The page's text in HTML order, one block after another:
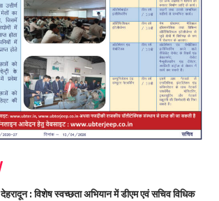
देहरादून : विशेष स्वच्छता अभियान में डीएम एवं सचिव विधिक